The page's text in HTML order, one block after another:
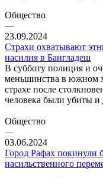
Общество
—
23.09.2024
Страхи охватывают
насилия в Бангладеш
В субботу полиция и
меньшинства в южном
страхе после
человека были убиты и
Общество
—
03.06.2024
Город Рафах покинули
насильственного